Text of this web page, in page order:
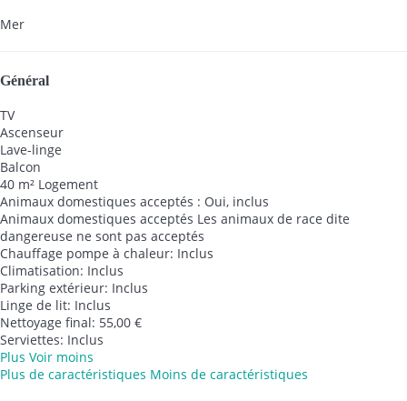
Mer
Général
TV
Ascenseur
Lave-linge
Balcon
40 m² Logement
Animaux domestiques acceptés : Oui, inclus
Animaux domestiques acceptés Les animaux de race dite
dangereuse ne sont pas acceptés
Chauffage pompe à chaleur: Inclus
Climatisation: Inclus
Parking extérieur: Inclus
Linge de lit: Inclus
Nettoyage final: 55,00 €
Serviettes: Inclus
Plus Voir moins
Plus de caractéristiques Moins de caractéristiques